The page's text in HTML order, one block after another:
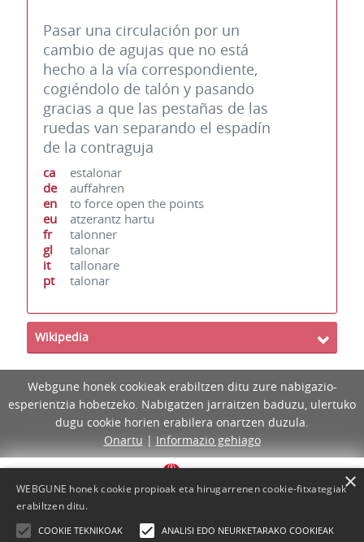
Pasar una circulación por un
cambio de agujas que no está
hecho a la vía correspondiente,
cogiéndolo de talón y pasando
gracias a que las pestañas de las
ruedas van separando el espadín
de la contraguja
ca
estalonar
de
auffahren
en
to force open the points
eu
atzerantz hartu
fr
talonner
gl
talonar
it
tallonare
pt
talonar
Wikipedia
Webgune honek cookieak erabiltzen ditu zure nabigazio-
esperientzia hobetzeko. Nabigatzen jarraitzen baduzu, ulertuko
dugu cookie horien erabilera onartzen duzula.
Onartu | Informazio gehiago
WEBGUNE honek cookie propioak eta hirugarrenen cookie-fitxategiak
erabiltzen ditu.
COOKIE TEKNIKOAK ANALISI EDO NEURKETARAKO COOKIEAK
×